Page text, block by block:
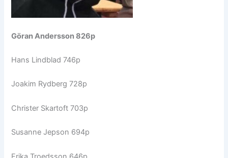
Göran Andersson 826p
Hans Lindblad 746p
Joakim Rydberg 728p
Christer Skartoft 703p
Susanne Jepson 694p